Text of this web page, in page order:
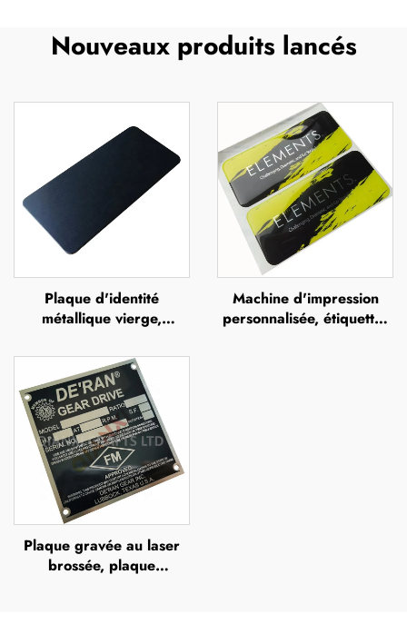
Nouveaux produits lancés
Plaque d'identité
métallique vierge,
en aluminium, badge
signalétique, plaque
d'identité en acier
inoxydable
Machine d'impression
personnalisée, étiquettes
Plaque gravée au laser
brossée, plaque